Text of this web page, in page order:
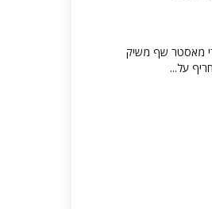
מאסטר שף משיק
על...